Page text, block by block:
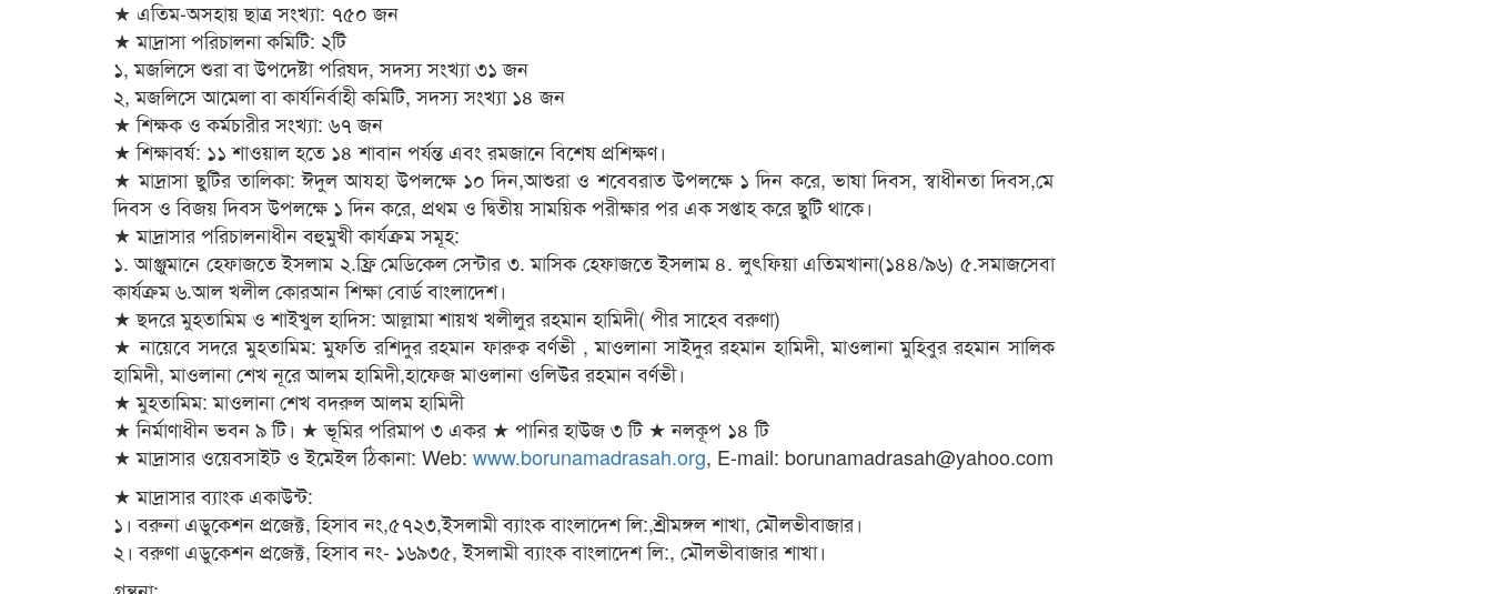
★ এতিম-অসহায় ছাত্র সংখ্যা: ৭৫০ জন
★ মাদ্রাসা পরিচালনা কমিটি: ২টি
১, মজলিসে শুরা বা উপদেষ্টা পরিষদ, সদস্য সংখ্যা ৩১ জন
২, মজলিসে আমেলা বা কার্যনির্বাহী কমিটি, সদস্য সংখ্যা ১৪ জন
★ শিক্ষক ও কর্মচারীর সংখ্যা: ৬৭ জন
★ শিক্ষাবর্ষ: ১১ শাওয়াল হতে ১৪ শাবান পর্যন্ত এবং রমজানে বিশেষ প্রশিক্ষণ।
★ মাদ্রাসা ছুটির তালিকা: ঈদুল আযহা উপলক্ষে ১০ দিন,আশুরা ও শবেবরাত উপলক্ষে ১ দিন করে, ভাষা দিবস, স্বাধীনতা দিবস,মে
দিবস ও বিজয় দিবস উপলক্ষে ১ দিন করে, প্রথম ও দ্বিতীয় সাময়িক পরীক্ষার পর এক সপ্তাহ করে ছুটি থাকে।
★ মাদ্রাসার পরিচালনাধীন বহুমুখী কার্যক্রম সমূহ:
১. আঞ্জুমানে হেফাজতে ইসলাম ২.ফ্রি মেডিকেল সেন্টার ৩. মাসিক হেফাজতে ইসলাম ৪. লুৎফিয়া এতিমখানা(১৪৪/৯৬) ৫.সমাজসেবা
কার্যক্রম ৬.আল খলীল কোরআন শিক্ষা বোর্ড বাংলাদেশ।
★ ছদরে মুহতামিম ও শাইখুল হাদিস: আল্লামা শায়খ খলীলুর রহমান হামিদী( পীর সাহেব বরুণা)
★ নায়েবে সদরে মুহতামিম: মুফতি রশিদুর রহমান ফারুক্ব বর্ণভী , মাওলানা সাইদুর রহমান হামিদী, মাওলানা মুহিবুর রহমান সালিক
হামিদী, মাওলানা শেখ নূরে আলম হামিদী,হাফেজ মাওলানা ওলিউর রহমান বর্ণভী।
★ মুহতামিম: মাওলানা শেখ বদরুল আলম হামিদী
★ নির্মাণাধীন ভবন ৯ টি। ★ ভূমির পরিমাপ ৩ একর ★ পানির হাউজ ৩ টি ★ নলকূপ ১৪ টি
★ মাদ্রাসার ওয়েবসাইট ও ইমেইল ঠিকানা: Web: www.borunamadrasah.org, E-mail: borunamadrasah@yahoo.com
★ মাদ্রাসার ব্যাংক একাউন্ট:
১। বরুনা এডুকেশন প্রজেক্ট, হিসাব নং,৫৭২৩,ইসলামী ব্যাংক বাংলাদেশ লি:,শ্রীমঙ্গল শাখা, মৌলভীবাজার।
২। বরুণা এডুকেশন প্রজেক্ট, হিসাব নং- ১৬৯৩৫, ইসলামী ব্যাংক বাংলাদেশ লি:, মৌলভীবাজার শাখা।